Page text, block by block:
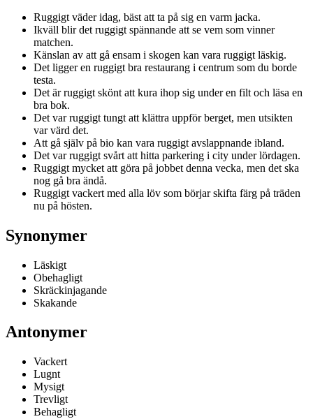
Ruggigt väder idag, bäst att ta på sig en varm jacka.
Ikväll blir det ruggigt spännande att se vem som vinner
matchen.
Känslan av att gå ensam i skogen kan vara ruggigt läskig.
Det ligger en ruggigt bra restaurang i centrum som du borde
testa.
Det är ruggigt skönt att kura ihop sig under en filt och läsa en
bra bok.
Det var ruggigt tungt att klättra uppför berget, men utsikten
var värd det.
Att gå själv på bio kan vara ruggigt avslappnande ibland.
Det var ruggigt svårt att hitta parkering i city under lördagen.
Ruggigt mycket att göra på jobbet denna vecka, men det ska
nog gå bra ändå.
Ruggigt vackert med alla löv som börjar skifta färg på träden
nu på hösten.
Synonymer
Läskigt
Obehagligt
Skräckinjagande
Skakande
Antonymer
Vackert
Lugnt
Mysigt
Trevligt
Behagligt